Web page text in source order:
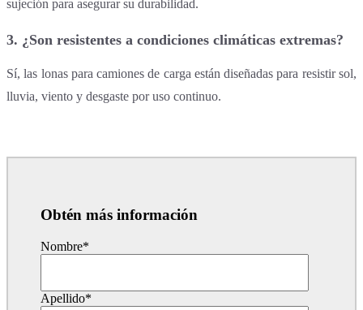
sujeción para asegurar su durabilidad.
3. ¿Son resistentes a condiciones climáticas extremas?
Sí, las lonas para camiones de carga están diseñadas para resistir sol,
lluvia, viento y desgaste por uso continuo.
Obtén más información
Nombre*
Apellido*